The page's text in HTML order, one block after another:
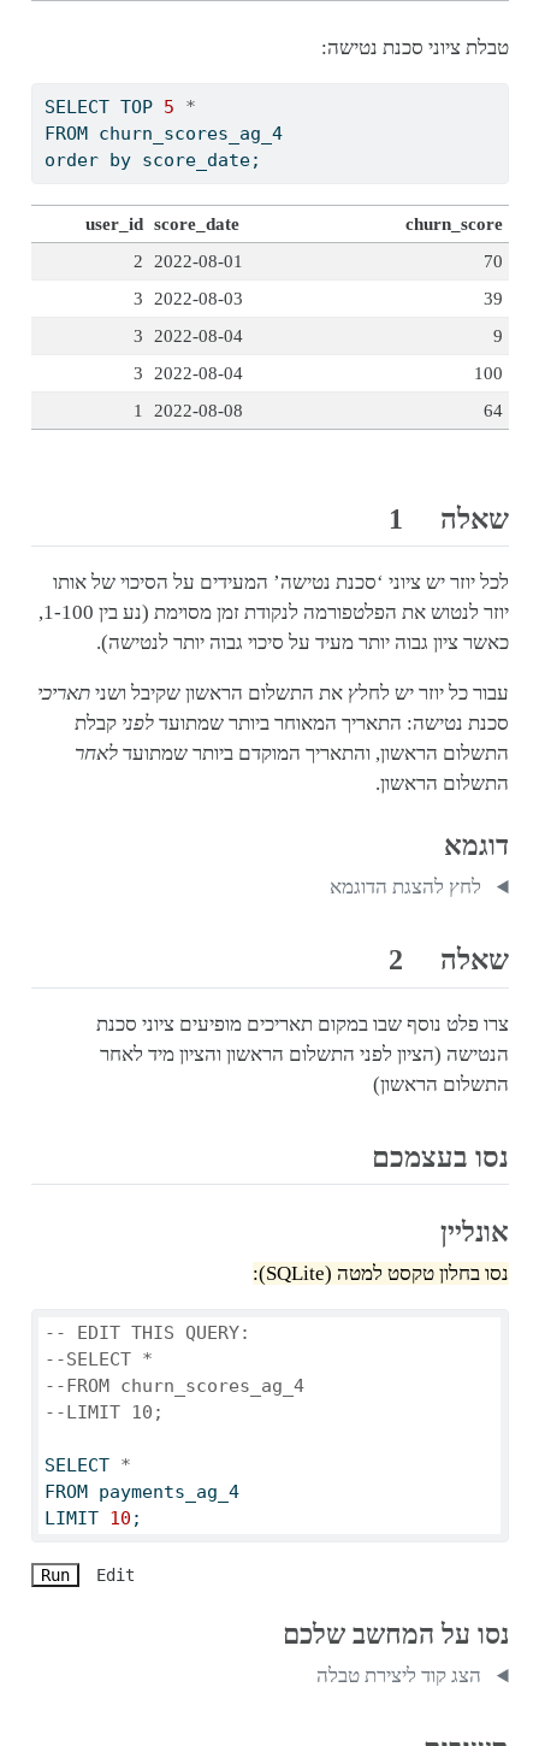
טבלת ציוני סכנת נטישה:
SELECT TOP 5
*
FROM churn_scores_ag_4
order by score_date;
user_id score_date
churn_score
2
2022-08-01
70
3
2022-08-03
39
3
2022-08-04
9
3
2022-08-04
100
1
2022-08-08 64
שאלה 1
לכל יוזר יש ציוני ‘סכנת נטישה’ המעידים על הסיכוי של אותו
יוזר לנטוש את הפלטפורמה לנקודת זמן מסוימת (נע בין 1-100,
כאשר ציון גבוה יותר מעיד על סיכוי גבוה יותר לנטישה).
עבור כל יוזר יש לחלץ את התשלום הראשון שקיבל ושניתאריכי
סכנת נטישה: התאריך המאוחר ביותר שמתועדלפני קבלת
התשלום הראשון, והתאריך המוקדם ביותר שמתועדלאחר
התשלום הראשון.
דוגמא
לחץ להצגת הדוגמא
שאלה 2
צרו פלט נוסף שבו במקום תאריכים מופיעים ציוני סכנת
הנטישה (הציון לפני התשלום הראשון והציון מיד לאחר
התשלום הראשון)
נסו בעצמכם
אונליין
נסו בחלון טקסט למטה (SQLite):
-- EDIT THIS QUERY:
--SELECT *
--FROM churn_scores_ag_4
--LIMIT 10;
SELECT *
FROM payments_ag_4
LIMIT 10 ;
Run Edit
נסו על המחשב שלכם
הצג קוד ליצירת טבלה